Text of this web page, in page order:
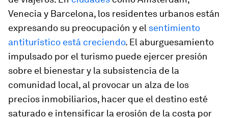
Venecia y Barcelona, los residentes urbanos están
expresando su preocupación y el sentimiento
antiturístico está creciendo. El aburguesamiento
impulsado por el turismo puede ejercer presión
sobre el bienestar y la subsistencia de la
comunidad local, al provocar un alza de los
precios inmobiliarios, hacer que el destino esté
saturado e intensificar la erosión de la costa por